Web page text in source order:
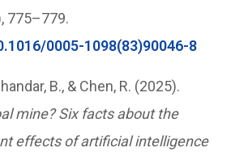
775–779.
0005-1098(83)90046-8
B., & Chen, R. (2025).
mine? Six facts about the
effects of artificial intelligence